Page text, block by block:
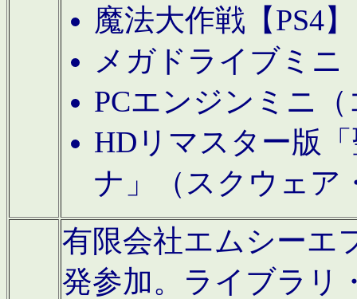
魔法大作戦【PS4
メガドライブミニ
PCエンジンミニ
HDリマスター版
ナ」（スクウェア
有限会社エムシーエ
発参加。ライブラリ